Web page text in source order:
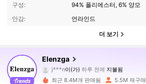
구성:
94% 폴리에스터, 6% 양모
안감:
언라인드
더 보기
Elenzga3M 팔로워
j***n이(가)
m***4다음1시간 전
최근 8.4M개 판매됨 5.5M 재구매